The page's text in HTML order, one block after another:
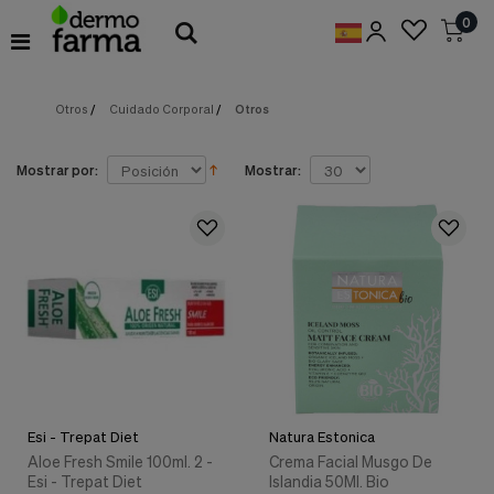
Preferencias
de
Cookies necesarias
esenciales
disponibles
nuestra
algunas
características
0
Otros / Cuidado Corporal / Otros
Mostrar por: Mostrar:
Esi - Trepat Diet
Aloe Fresh Smile 100ml. 2 -
Esi - Trepat Diet
Natura Estonica
Crema Facial Musgo De
Islandia 50Ml. Bio